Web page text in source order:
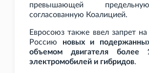
превышающей
согласованную Коалицией.
Евросоюз также ввел запрет на
Россию новых и
объемом двигателя более
электромобилей и гибридов.